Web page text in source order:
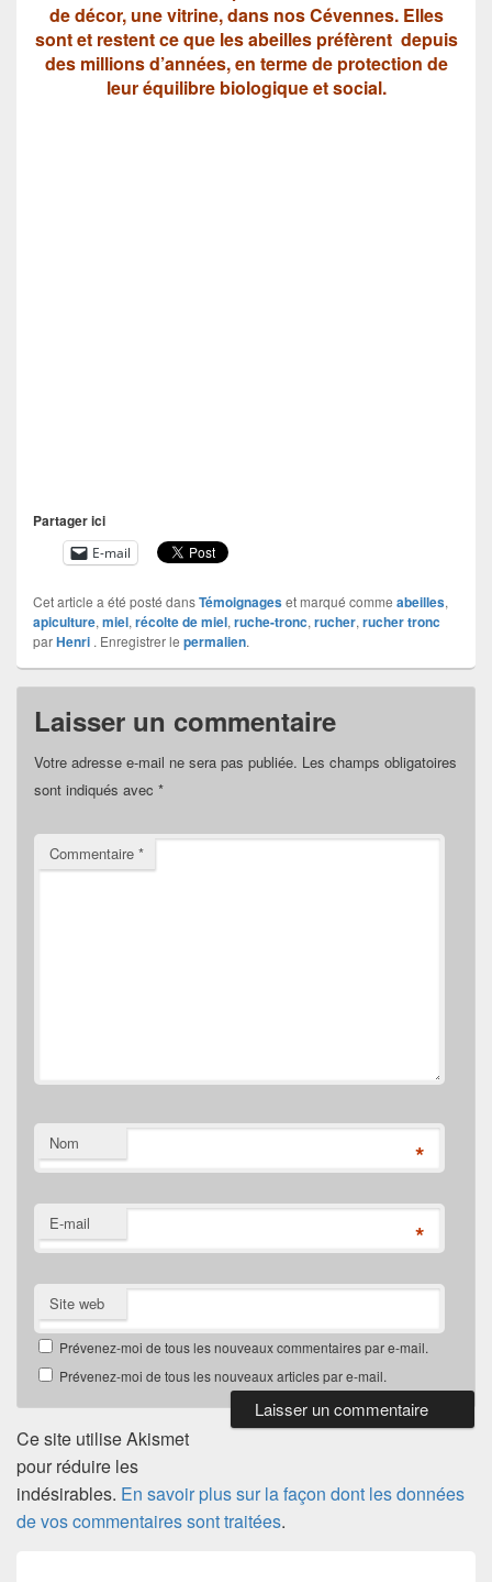
de décor, une vitrine, dans nos Cévennes. Elles
sont et restent ce que les abeilles préfèrent depuis
des millions d’années, en terme de protection de
leur équilibre biologique et social.
Partager ici
E-mail
Cet article a été posté dansTémoignageset marqué comme abeilles,
apiculture, miel, récolte de miel, ruche-tronc, rucher, rucher tronc
parHenri . Enregistrer le permalien.
Laisser un commentaire
Votre adresse e-mail ne sera pas publiée. Les champs obligatoires
sont indiqués avec *
Commentaire *
Nom *
E-mail *
Site web
Prévenez-moi de tous les nouveaux commentaires par e-mail.
Prévenez-moi de tous les nouveaux articles par e-mail.
Ce site utilise Akismet
pour réduire les
indésirables. En savoir plus sur la façon dont les données
de vos commentaires sont traitées.